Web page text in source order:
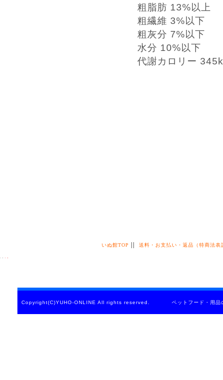
粗脂肪 13%以上
粗繊維 3%以下
粗灰分 7%以下
水分 10%以下
代謝カロリー
いぬ館TOP || 送料・お支払い・返品（特商法表
Copyright(C)YUHO-ONLINE All rights reserved. ペットフード・用品